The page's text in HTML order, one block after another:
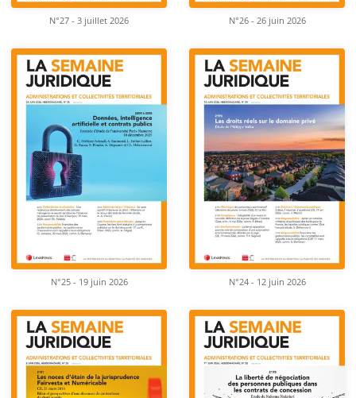
N°27 - 3 juillet 2026 N°26 - 26 juin 2026
N°25 - 19 juin 2026 N°24 - 12 juin 2026